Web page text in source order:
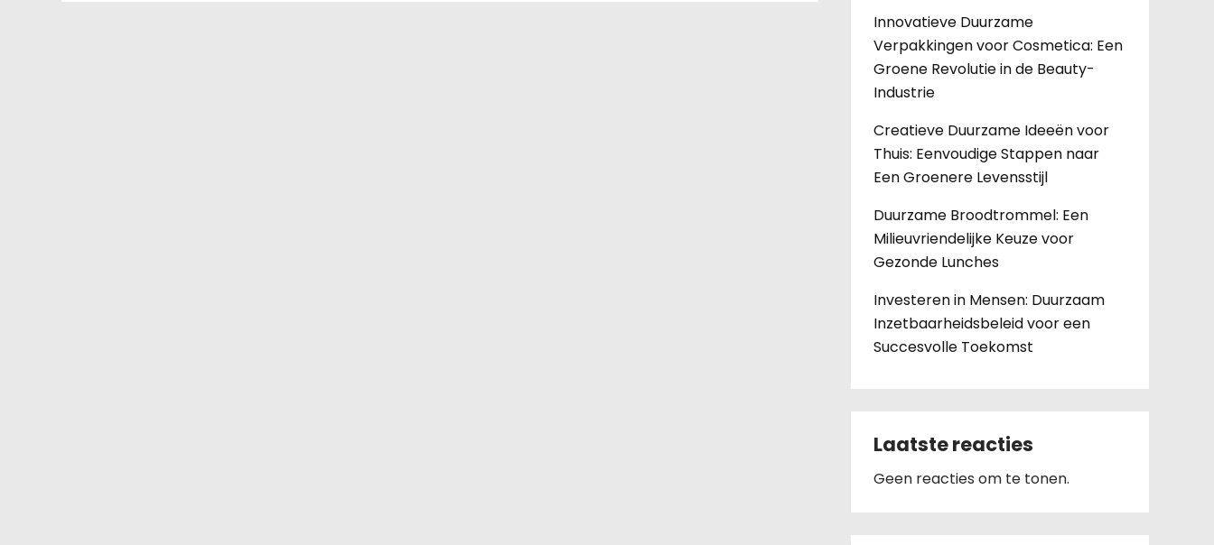
Innovatieve Duurzame
Verpakkingen voor Cosmetica: Een
Groene Revolutie in de Beauty-
Industrie
Creatieve Duurzame Ideeën voor
Thuis: Eenvoudige Stappen naar
Een Groenere Levensstijl
Duurzame Broodtrommel: Een
Milieuvriendelijke Keuze voor
Gezonde Lunches
Investeren in Mensen: Duurzaam
Inzetbaarheidsbeleid voor een
Succesvolle Toekomst
Laatste reacties
Geen reacties om te tonen.